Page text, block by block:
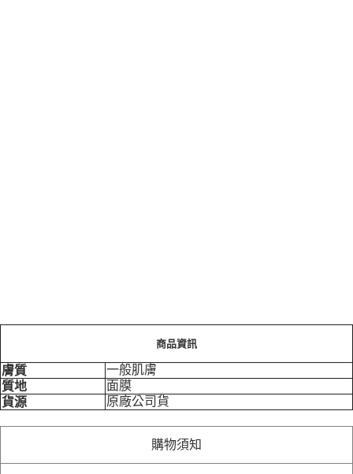
商品資訊
膚質
一般肌膚
質地
面膜
貨源
原廠公司貨
購物須知